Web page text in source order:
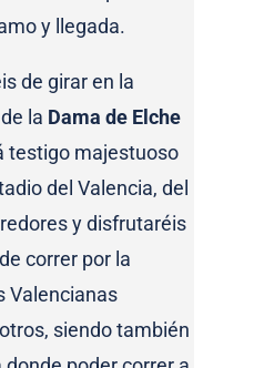
y llegada.
de girar en la
la Dama de Elche
testigo majestuoso
del Valencia, del
y disfrutaréis
correr por la
Valencianas
siendo también